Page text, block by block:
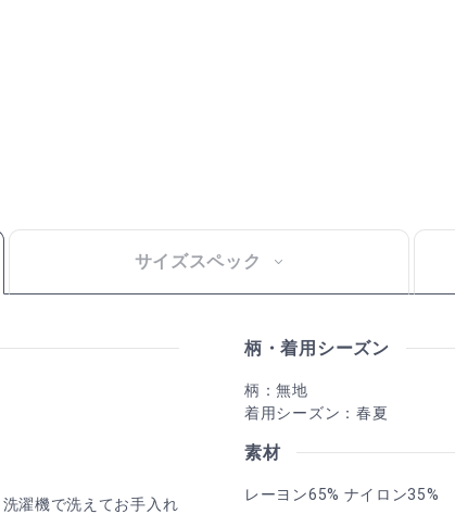
サイズスペック
濯機で洗えてお手入れ
柄・着用シーズン
柄：無地
着用シーズン：春夏
素材
レーヨン65% ナイロン35%